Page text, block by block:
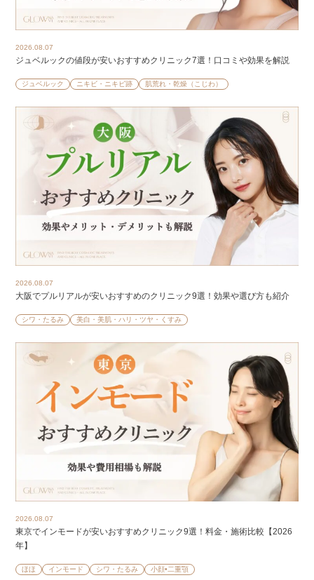
2026.08.07
ジュベルックの値段が安いおすすめクリニック7選！口コミや効果を解説
ジュベルック ニキビ・ニキビ跡 肌荒れ・乾燥（こじわ）
2026.08.07
大阪でプルリアルが安いおすすめのクリニック9選！効果や選び方も紹介
シワ・たるみ 美白・美肌・ハリ・ツヤ・くすみ
2026.08.07
東京でインモードが安いおすすめクリニック9選！料金・施術比較【2026
年】
ほほ インモード シワ・たるみ 小顔•二重顎